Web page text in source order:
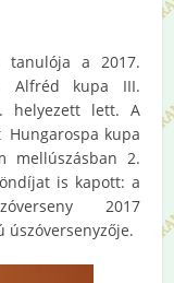
tanulója a 2017.
Alfréd kupa III.
helyezett lett. A
Hungarospa kupa
mellúszásban 2.
is kapott: a
2017
úszóversenyzője.